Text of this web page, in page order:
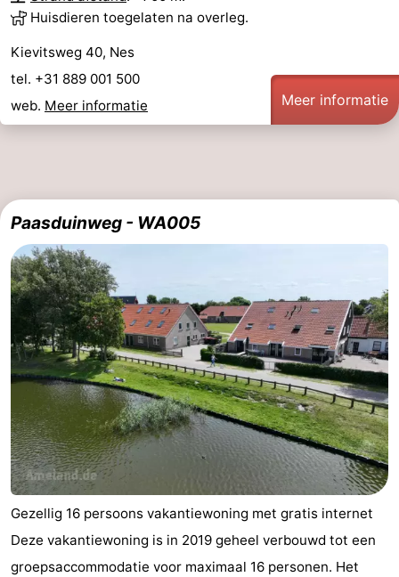
Huisdieren toegelaten na overleg.
Kievitsweg 40, Nes
tel. +31 889 001 500
web. Meer informatie Meer informatie
Paasduinweg - WA005
Gezellig 16 persoons vakantiewoning met gratis internet
Deze vakantiewoning is in 2019 geheel verbouwd tot een
groepsaccommodatie voor maximaal 16 personen. Het